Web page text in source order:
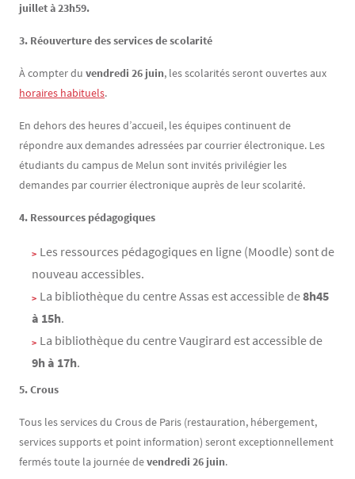
juillet à 23h59.
3. Réouverture des services de scolarité
À compter du vendredi 26 juin, les scolarités seront ouvertes aux
horaires habituels.
En dehors des heures d’accueil, les équipes continuent de
répondre aux demandes adressées par courrier électronique. Les
étudiants du campus de Melun sont invités privilégier les
demandes par courrier électronique auprès de leur scolarité.
4. Ressources pédagogiques
Les ressources pédagogiques en ligne (Moodle) sont de
nouveau accessibles.
La bibliothèque du centre Assas est accessible de8h45
à 15h.
La bibliothèque du centre Vaugirard est accessible de
9h à 17h.
5. Crous
Tous les services du Crous de Paris (restauration, hébergement,
services supports et point information) seront exceptionnellement
fermés toute la journée devendredi 26 juin.